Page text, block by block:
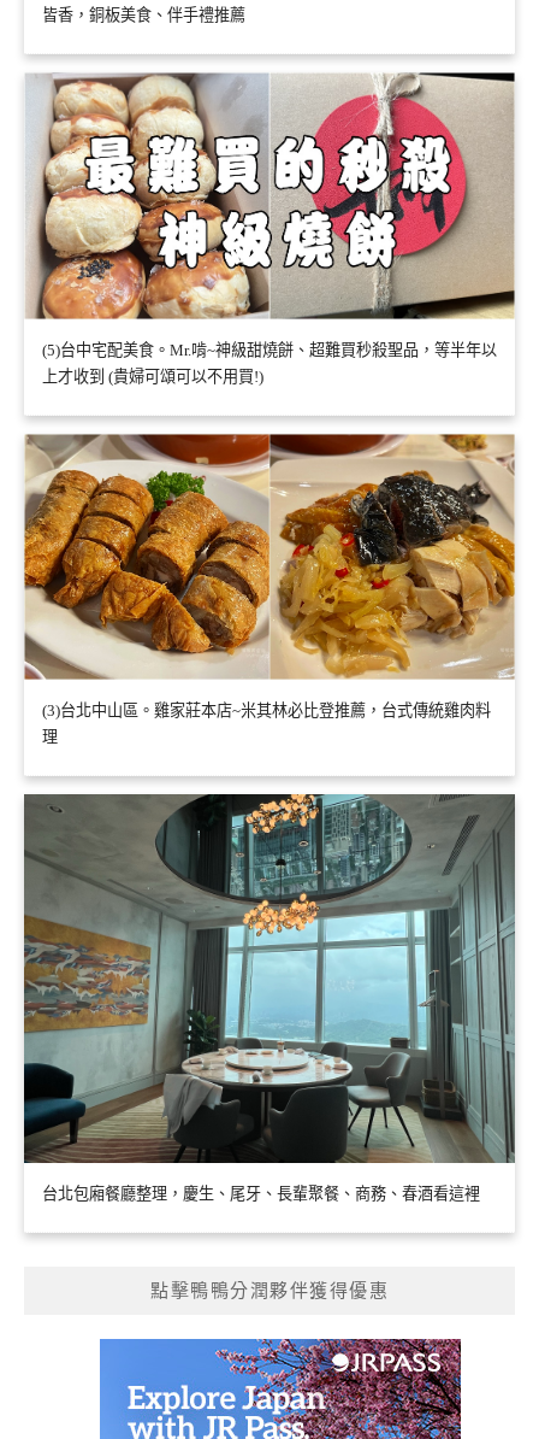
皆香，銅板美食、伴手禮推薦
(5)台中宅配美食。Mr.啃~神級甜燒餅、超難買秒殺聖品，等半年以
上才收到 (貴婦可頌可以不用買!)
(3)台北中山區。雞家莊本店~米其林必比登推薦，台式傳統雞肉料
理
台北包廂餐廳整理，慶生、尾牙、長輩聚餐、商務、春酒看這裡
點擊鴨鴨分潤夥伴獲得優惠